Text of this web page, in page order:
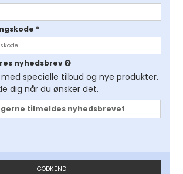
*
nyhedsbrev
specielle tilbud og nye produkter.
dig når du ønsker det.
gerne tilmeldes nyhedsbrevet
GODKEND